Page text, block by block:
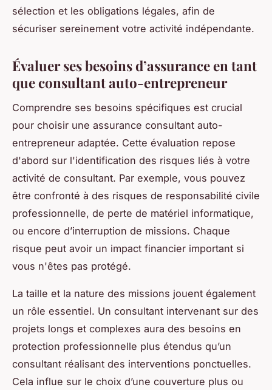
sélection et les obligations légales, afin de
sécuriser sereinement votre activité indépendante.
Évaluer ses besoins d’assurance en tant
que consultant auto-entrepreneur
Comprendre ses besoins spécifiques est crucial
pour choisir une assurance consultant auto-
entrepreneur adaptée. Cette évaluation repose
d'abord sur l'identification des risques liés à votre
activité de consultant. Par exemple, vous pouvez
être confronté à des risques de responsabilité civile
professionnelle, de perte de matériel informatique,
ou encore d’interruption de missions. Chaque
risque peut avoir un impact financier important si
vous n'êtes pas protégé.
La taille et la nature des missions jouent également
un rôle essentiel. Un consultant intervenant sur des
projets longs et complexes aura des besoins en
protection professionnelle plus étendus qu’un
consultant réalisant des interventions ponctuelles.
Cela influe sur le choix d’une couverture plus ou